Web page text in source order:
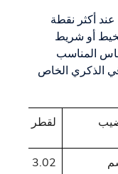
أكثر نقطة
أو شريط
المناسب
الذكري الخاص
لقطر
3.02 - 3.18 سم